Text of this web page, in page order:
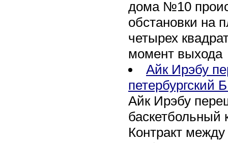
дома №10
обстановки на
четырех
момент выхода
Айк Ирэбу
петербургский
Айк Ирэбу
баскетбольный
Контракт между